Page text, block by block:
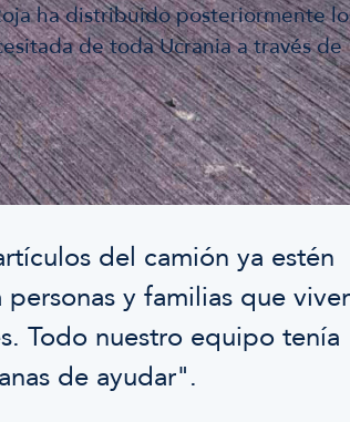
ha distribuido posteriormente
de toda Ucrania a través de
del camión ya estén
y familias que
Todo nuestro equipo tenía
de ayudar".